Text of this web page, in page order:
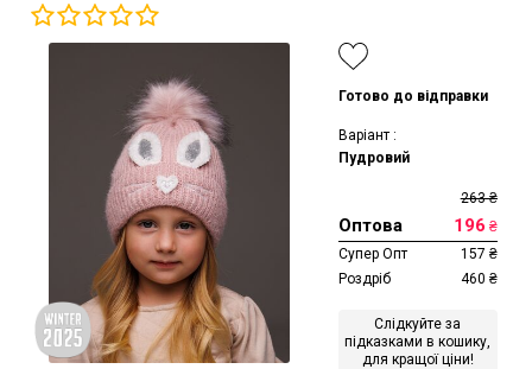
Готово до відправки
Варіант :
Пудровий
263 ₴
Оптова 196 ₴
Супер Опт
157 ₴
Роздріб
460 ₴
Слідкуйте за
підказками в кошику,
для кращої ціни!